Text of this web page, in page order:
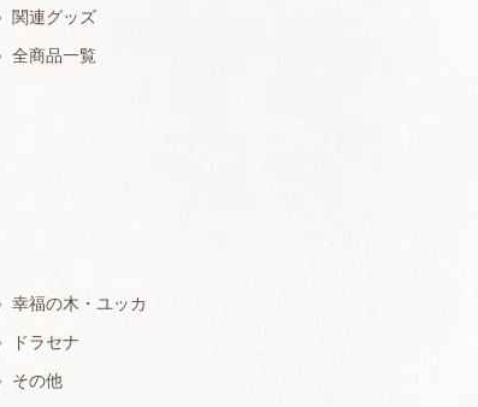
関連グッズ
全商品一覧
幸福の木・ユッカ
ドラセナ
その他